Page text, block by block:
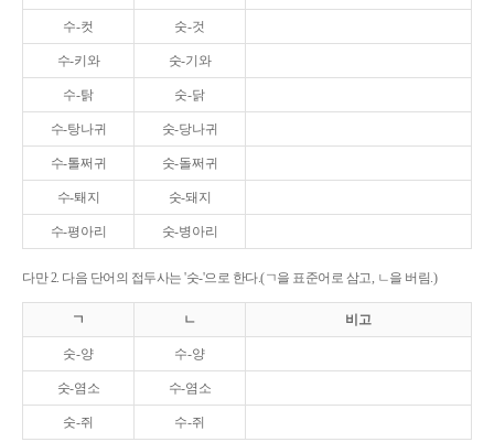
수-컷 숫-것
수-키와 숫-기와
수-탉 숫-닭
수-탕나귀 숫-당나귀
수-톨쩌귀 숫-돌쩌귀
수-퇘지 숫-돼지
수-평아리 숫-병아리
다만 2. 다음 단어의 접두사는 '숫-'으로 한다.(ㄱ을 표준어로 삼고, ㄴ을 버림.)
ㄱ ㄴ 비고
숫-양 수-양
숫-염소 수-염소
숫-쥐 수-쥐